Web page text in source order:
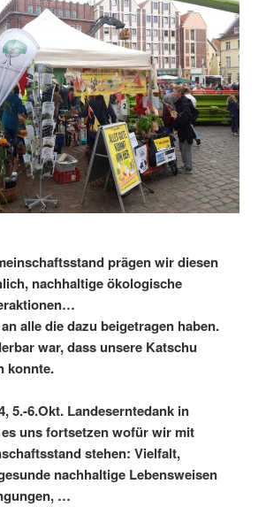
prägen wir diesen
nachhaltige ökologische
alle die dazu beigetragen haben.
war, dass unsere Katschu
konnte.
5.-6.Okt. Landeserntedank in
uns fortsetzen wofür wir mit
stehen: Vielfalt,
nachhaltige Lebensweisen
…